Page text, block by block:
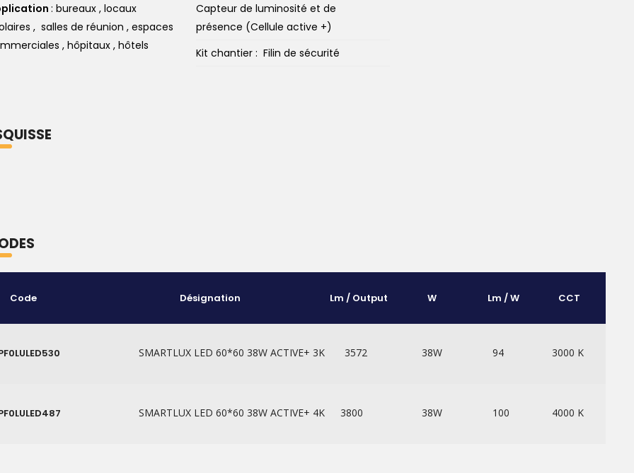
: bureaux , locaux
, salles de réunion , espaces
, hôpitaux , hôtels
Capteur de luminosité et de
présence (Cellule active +)
Kit chantier : Filin de sécurité
Code Désignation Lm / Output W Lm / W CCT
SMARTLUX LED 60*60 38W ACTIVE+ 3K 3572 38W 94 3000 K
SMARTLUX LED 60*60 38W ACTIVE+ 4K 3800 38W 100 4000 K